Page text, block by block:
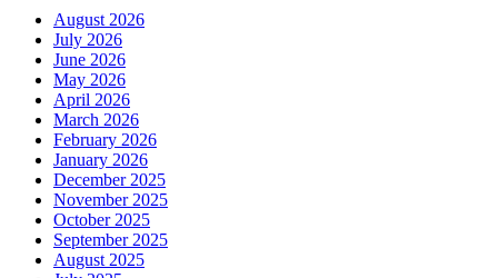
August 2026
July 2026
June 2026
May 2026
April 2026
March 2026
February 2026
January 2026
December 2025
November 2025
October 2025
September 2025
August 2025